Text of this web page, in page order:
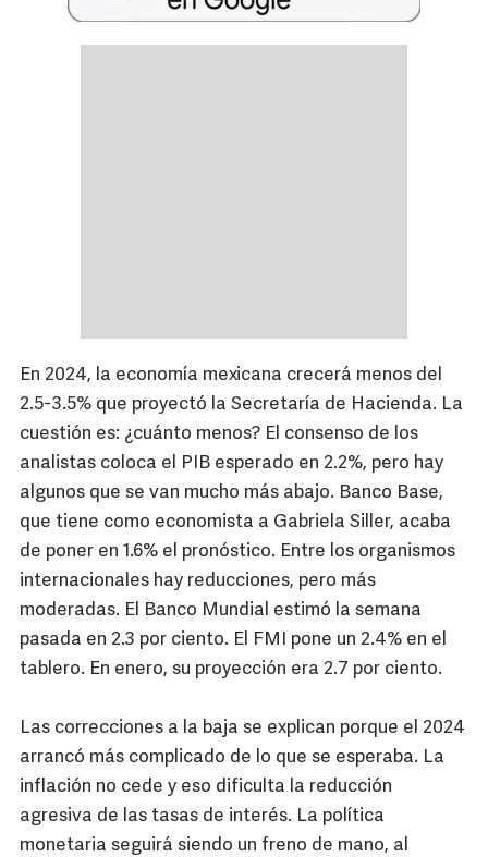
En 2024, la economía mexicana crecerá menos del
2.5-3.5% que proyectó la Secretaría de Hacienda. La
cuestión es: ¿cuánto menos? El consenso de los
analistas coloca el PIB esperado en 2.2%, pero hay
algunos que se van mucho más abajo. Banco Base,
que tiene como economista a Gabriela Siller, acaba
de poner en 1.6% el pronóstico. Entre los organismos
internacionales hay reducciones, pero más
moderadas. El Banco Mundial estimó la semana
pasada en 2.3 por ciento. El FMI pone un 2.4% en el
tablero. En enero, su proyección era 2.7 por ciento.
Las correcciones a la baja se explican porque el 2024
arrancó más complicado de lo que se esperaba. La
inflación no cede y eso dificulta la reducción
agresiva de las tasas de interés. La política
monetaria seguirá siendo un freno de mano, al